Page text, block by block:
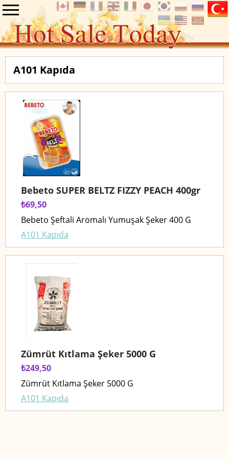
A101 Kapıda
Bebeto SUPER BELTZ FIZZY PEACH 400gr
₺69,50
Bebeto Şeftali Aromalı Yumuşak Şeker 400 G
A101 Kapıda
Zümrüt Kıtlama Şeker 5000 G
₺249,50
Zümrüt Kıtlama Şeker 5000 G
A101 Kapıda